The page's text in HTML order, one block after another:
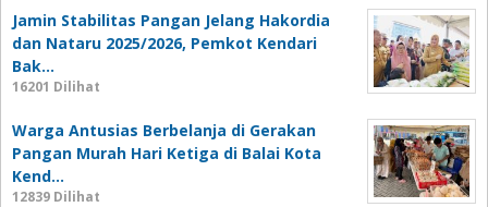
Jamin Stabilitas Pangan Jelang Hakordia
dan Nataru 2025/2026, Pemkot Kendari
Bak…
16201 Dilihat
Warga Antusias Berbelanja di Gerakan
Pangan Murah Hari Ketiga di Balai Kota
Kend…
12839 Dilihat